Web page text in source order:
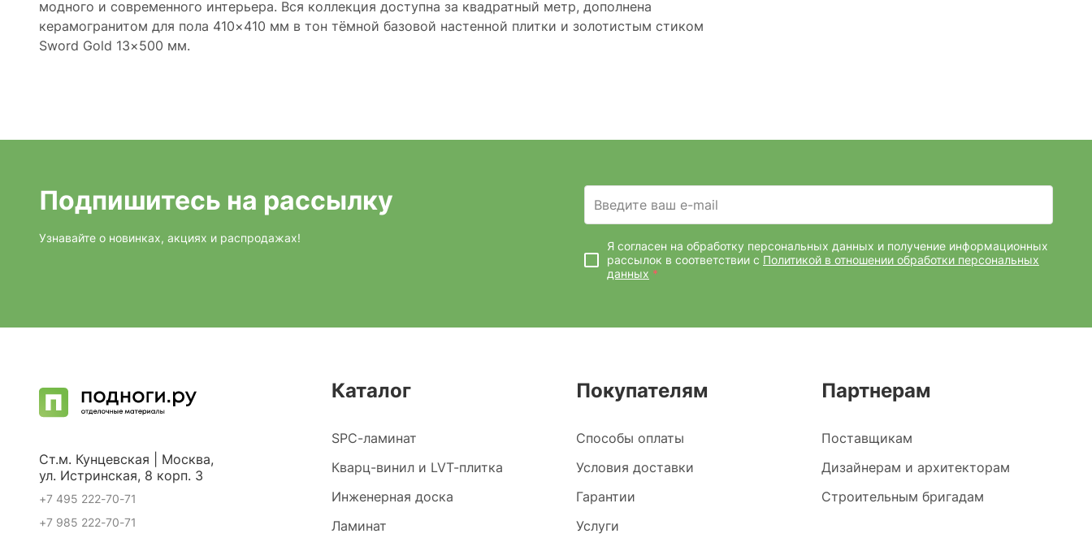
модного и современного интерьера. Вся коллекция доступна за квадратный метр, дополнена
керамогранитом для пола 410×410 мм в тон тёмной базовой настенной плитки и золотистым стиком
Sword Gold 13×500 мм.
Подпишитесь на рассылку
Узнавайте о новинках, акциях и распродажах!
Введите ваш e-mail
Я согласен на обработку персональных данных и получение информационных
рассылок в соответствии с Политикой в отношении обработки персональных
данных *
Каталог
SPC-ламинат
Кварц-винил и LVT-плитка
Инженерная доска
Ламинат
Покупателям
Способы оплаты
Условия доставки
Гарантии
Услуги
Партнерам
Поставщикам
Дизайнерам и архитекторам
Строительным бригадам
Ст.м. Кунцевская | Москва,
ул. Истринская, 8 корп. 3
+7 495 222-70-71
+7 985 222-70-71